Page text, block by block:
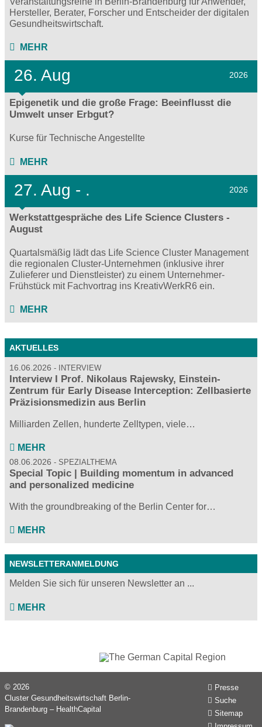
Hersteller, Berater, Forscher und Entscheider der digitalen
Gesundheitswirtschaft.
MEHR
26. Aug 2026
Epigenetik und die große Frage: Beeinflusst die
Umwelt unser Erbgut?
Kurse für Technische Angestellte
MEHR
27. Aug - . 2026
Werkstattgespräche des Life Science Clusters -
August
Quartalsmäßig lädt das Life Science Cluster Management
die regionalen Cluster-Unternehmen (inklusive ihrer
Zulieferer und Dienstleister) zu einem Unternehmer-
Frühstück mit Fachvortrag ins KreativWerkR6 ein.
MEHR
AKTUELLES
16.06.2026 INTERVIEW
Interview I Prof. Nikolaus Rajewsky, Einstein-
Zentrum für Early Disease Interception: Zellbasierte
Präzisionsmedizin aus Berlin
Milliarden Zellen, hunderte Zelltypen, viele…
MEHR
08.06.2026 SPEZIALTHEMA
Special Topic | Building momentum in advanced
and personalized medicine
With the groundbreaking of the Berlin Center for…
MEHR
NEWSLETTERANMELDUNG
Melden Sie sich für unseren Newsletter an ...
MEHR
Presse
Suche
Sitemap
© 2026
Cluster Gesundheitswirtschaft Berlin-
Brandenburg – HealthCapital